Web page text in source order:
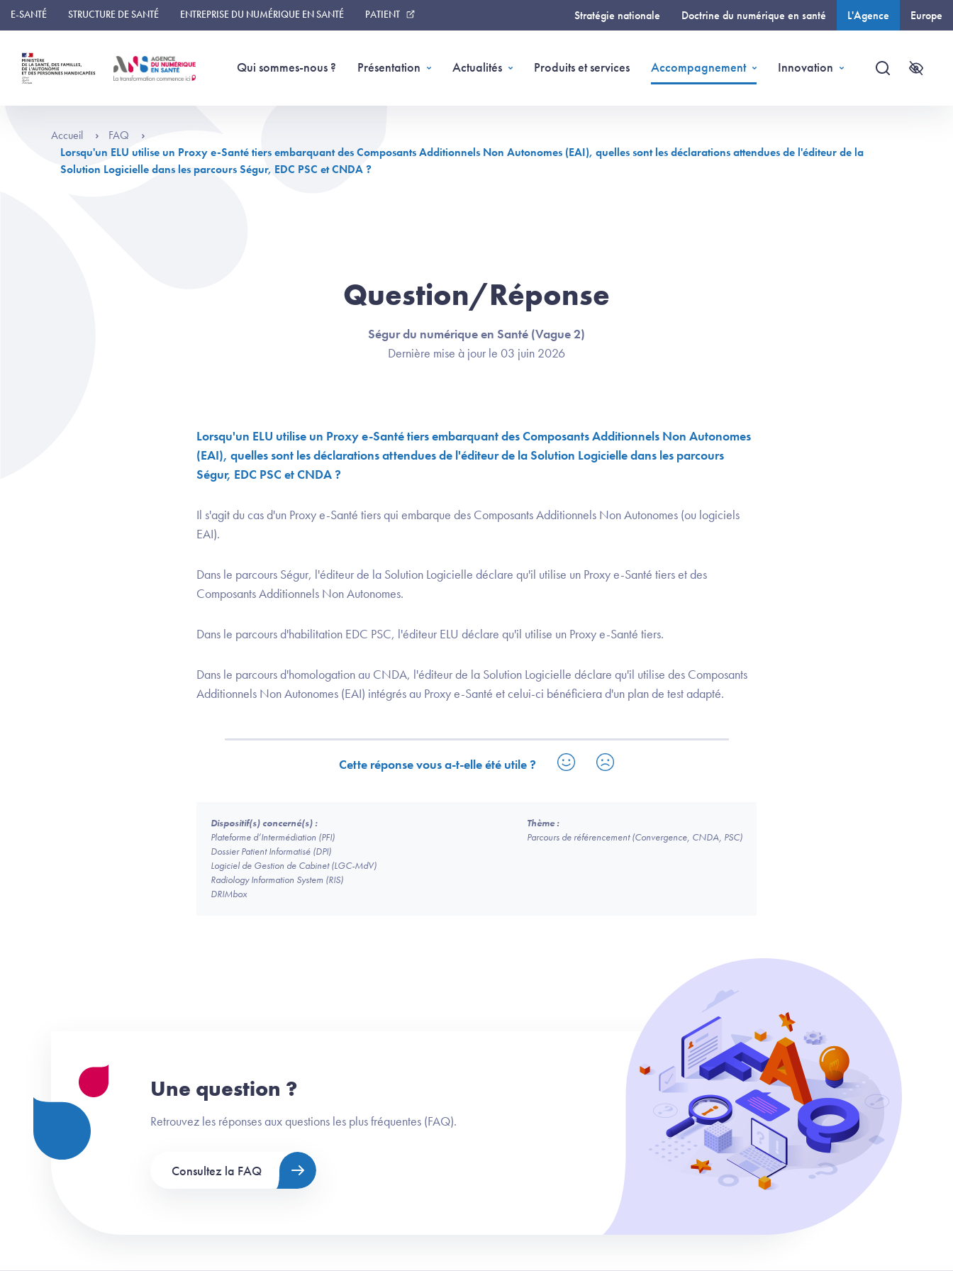
Panneau de gestion des cookies
E-SANTÉ STRUCTURE DE SANTÉ ENTREPRISE DU NUMÉRIQUE EN SANTÉ PATIENT Stratégie nationale Doctrine du numérique en santé L'Agence Europe
Qui sommes-nous ? Présentation Actualités Produits et services Accompagnement Innovation
Recherche
Accueil
FAQ
Lorsqu'un ELU utilise un Proxy e-Santé tiers embarquant des Composants Additionnels Non Autonomes (EAI), quelles sont les déclarations attendues de l'éditeur de la
Solution Logicielle dans les parcours Ségur, EDC PSC et CNDA ?
Question/Réponse
Ségur du numérique en Santé (Vague 2)
Dernière mise à jour le 03 juin 2026
Lorsqu'un ELU utilise un Proxy e-Santé tiers embarquant des Composants Additionnels Non Autonomes
(EAI), quelles sont les déclarations attendues de l'éditeur de la Solution Logicielle dans les parcours
Ségur, EDC PSC et CNDA ?
Il s'agit du cas d'un Proxy e-Santé tiers qui embarque des Composants Additionnels Non Autonomes (ou logiciels
EAI).​
Dans le parcours Ségur, l'éditeur de la Solution Logicielle déclare qu'il utilise un Proxy e-Santé tiers et des
Composants Additionnels Non Autonomes.​
Dans le parcours d'habilitation EDC PSC, l'éditeur ELU déclare qu'il utilise un Proxy e-Santé tiers.
Dans le parcours d'homologation au CNDA, l'éditeur de la Solution Logicielle déclare qu'il utilise des Composants
Additionnels Non Autonomes (EAI) intégrés au Proxy e-Santé et celui-ci bénéficiera d'un plan de test adapté.
Cette réponse vous a-t-elle été utile ?
Dispositif(s) concerné(s) :
Plateforme d’Intermédiation (PFI)
Dossier Patient Informatisé (DPI)
Logiciel de Gestion de Cabinet (LGC-MdV)
Radiology Information System (RIS)
DRIMbox
Thème :
Parcours de référencement (Convergence, CNDA, PSC)
Une question ?
Retrouvez les réponses aux questions les plus fréquentes (FAQ).
Consultez la FAQ